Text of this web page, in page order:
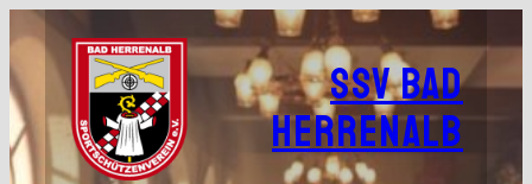
SSV Bad
Herrenalb